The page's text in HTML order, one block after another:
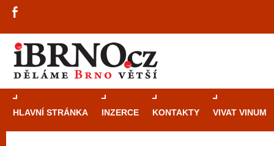
HLAVNÍ STRÁNKA INZERCE KONTAKTY VIVAT VINUM